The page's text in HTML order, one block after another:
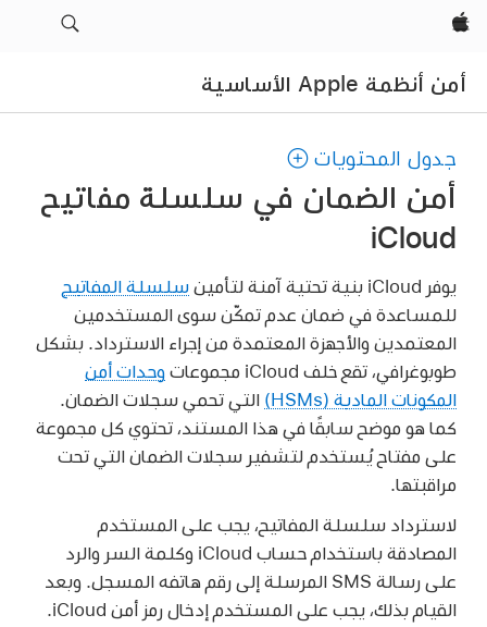
Apple‏
أمن أنظمة Apple الأساسية
جدول المحتويات
أمن الضمان في سلسلة مفاتيح
iCloud
يوفر iCloud بنية تحتية آمنة لتأمين
سلسلة المفاتيح
للمساعدة في ضمان عدم تمكّن سوى المستخدمين
المعتمدين والأجهزة المعتمدة من إجراء الاسترداد. بشكل
طوبوغرافي، تقع خلف iCloud مجموعات
وحدات أمن
المكونات المادية (HSMs)
التي تحمي سجلات الضمان.
كما هو موضح سابقًا في هذا المستند، تحتوي كل مجموعة
على مفتاح يُستخدم لتشفير سجلات الضمان التي تحت
مراقبتها.
لاسترداد سلسلة المفاتيح، يجب على المستخدم
المصادقة باستخدام حساب iCloud وكلمة السر والرد
على رسالة SMS المرسلة إلى رقم هاتفه المسجل. وبعد
القيام بذلك، يجب على المستخدم إدخال رمز أمن iCloud.